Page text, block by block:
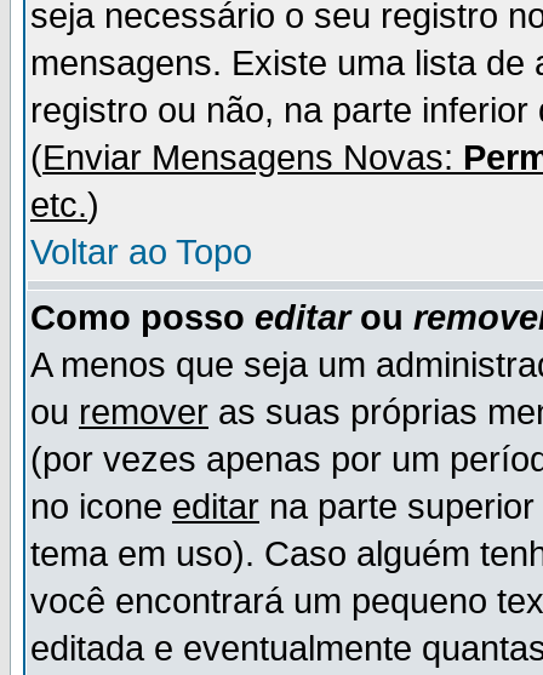
seja necessário o seu registro
mensagens. Existe uma lista
registro ou não, na parte
(Enviar Mensagens Novas:
etc.)
Voltar ao Topo
Como posso editarou
A menos que seja um
ou remover as suas próprias
(por vezes apenas por um
no icone editar na parte
tema em uso). Caso alguém
você encontrará um pequeno
editada e eventualmente